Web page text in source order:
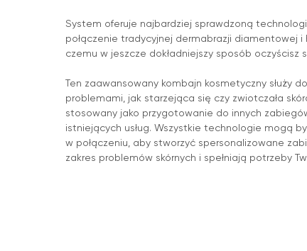
System oferuje najbardziej sprawdzoną
połączenie tradycyjnej dermabrazji diamentowej i
czemu w jeszcze dokładniejszy sposób oczyścisz
Ten zaawansowany kombajn kosmetyczny służy
problemami, jak starzejąca się czy zwiotczała
stosowany jako przygotowanie do innych
istniejących usług. Wszystkie technologie mogą
w połączeniu, aby stworzyć spersonalizowane
zakres problemów skórnych i spełniają potrzeby